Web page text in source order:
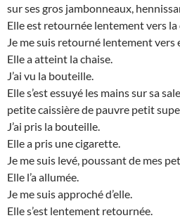
sur ses gros jambonneaux,
Elle est retournée lentement vers la
Je me suis retourné lentement vers
Elle a atteint la chaise.
J’ai vu la bouteille.
Elle s’est essuyé les mains sur sa
petite caissière de pauvre petit
J’ai pris la bouteille.
Elle a pris une cigarette.
Je me suis levé, poussant de mes
Elle l’a allumée.
Je me suis approché d’elle.
Elle s’est lentement retournée.